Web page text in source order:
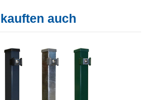
überspringenauch